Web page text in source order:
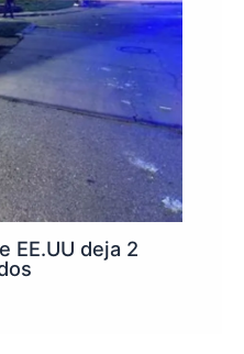
EE.UU deja 2